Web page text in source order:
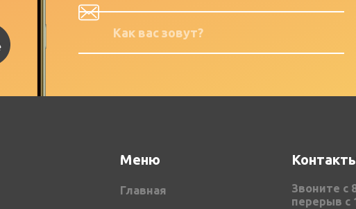
Меню
Главная
Звоните с
перерыв с